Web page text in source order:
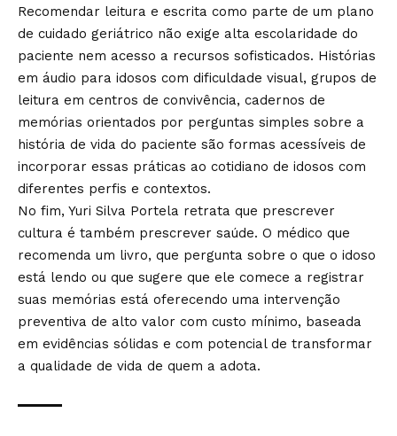
Recomendar leitura e escrita como parte de um plano
de cuidado geriátrico não exige alta escolaridade do
paciente nem acesso a recursos sofisticados. Histórias
em áudio para idosos com dificuldade visual, grupos de
leitura em centros de convivência, cadernos de
memórias orientados por perguntas simples sobre a
história de vida do paciente são formas acessíveis de
incorporar essas práticas ao cotidiano de idosos com
diferentes perfis e contextos.
No fim, Yuri Silva Portela retrata que prescrever
cultura é também prescrever saúde. O médico que
recomenda um livro, que pergunta sobre o que o idoso
está lendo ou que sugere que ele comece a registrar
suas memórias está oferecendo uma intervenção
preventiva de alto valor com custo mínimo, baseada
em evidências sólidas e com potencial de transformar
a qualidade de vida de quem a adota.